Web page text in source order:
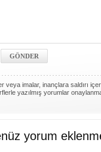
imalar, inançlara saldırı
yazılmış yorumlar
yorum